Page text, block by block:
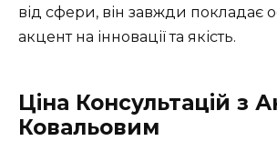
від сфери, він завжди покладає
акцент на інновації та якість.
Ціна Консультацій з
Ковальовим